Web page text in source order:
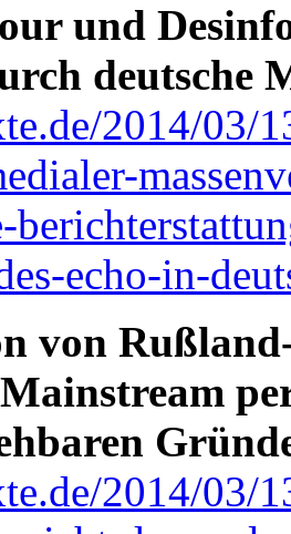
und
deutsche
2014/03/
echo-in-
von
2014/03/